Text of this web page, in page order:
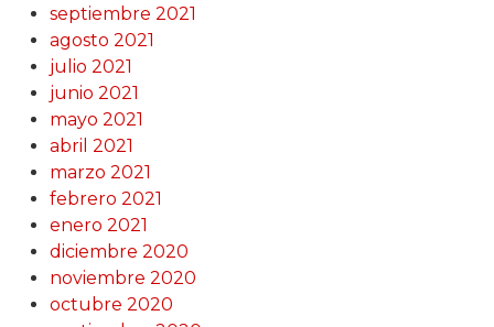
septiembre 2021
agosto 2021
julio 2021
junio 2021
mayo 2021
abril 2021
marzo 2021
febrero 2021
enero 2021
diciembre 2020
noviembre 2020
octubre 2020